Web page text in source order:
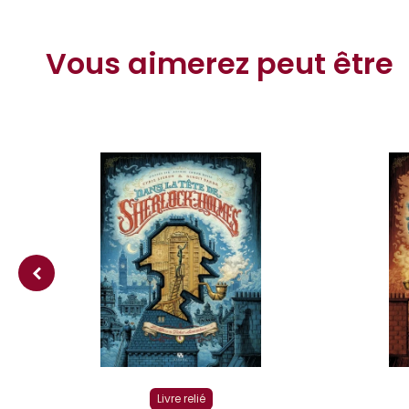
Vous aimerez peut être
Livre relié